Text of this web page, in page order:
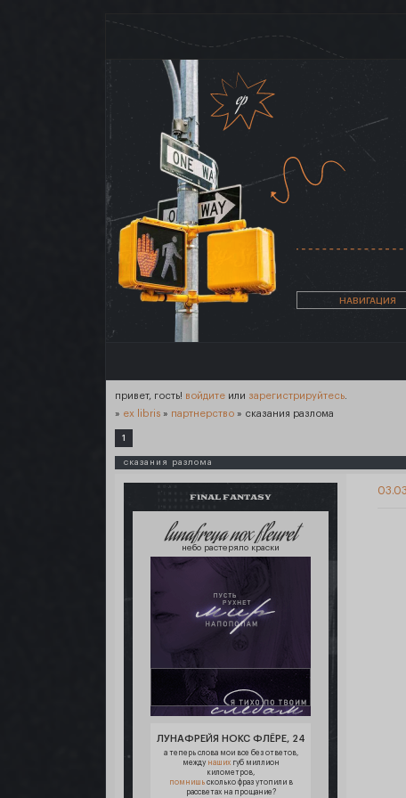
НАВИГАЦИЯ
привет, гость! войдите или зарегистрируйтесь
» ex libris » партнерство » сказания разлома
1
сказания разлома
FINAL FANTASY
lunafreya nox fleuret
небо растеряло краски
ЛУНАФРЕЙЯ НОКС ФЛЁРЕ, 24
а теперь слова мои все без ответов,
между нашихгуб миллион
километров,
помнишьсколько фраз утопили в
рассветах на прощание?